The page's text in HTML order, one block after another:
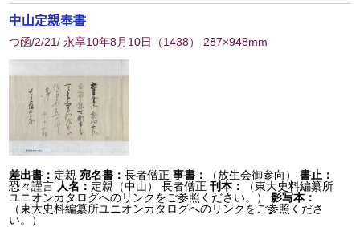
中山定親奉書
つ函/2/21/ 永享10年8月10日 （1438） 287×948mm
差出書： 定親 宛名書：長者僧正 事書： （放生会御参向）
書止：
恐々謹言 人名： 定親（中山） 長者僧正 刊本：
（東大史料編纂所
ユニオンカタログへのリンクをご参照ください。）
影写本：
（東大史料編纂所ユニオンカタログへのリンクをご参照くださ
い。）